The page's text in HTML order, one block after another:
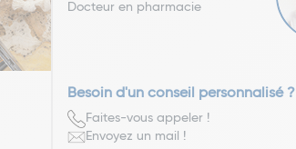
Docteur en pharmacie
Besoin d'un conseil personnalisé ?
Faites-vous appeler !
Envoyez un mail !